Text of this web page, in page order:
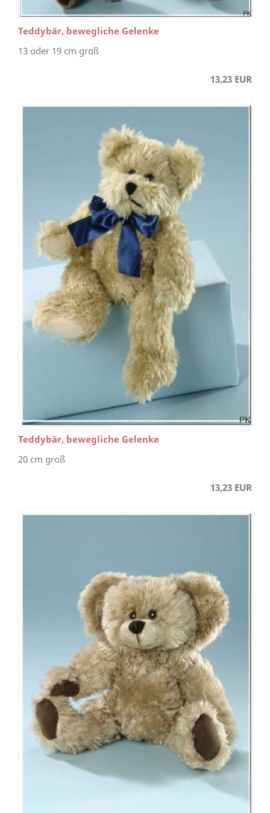
Teddybär, bewegliche Gelenke
13 oder 19 cm groß
13,23 EUR
Teddybär, bewegliche Gelenke
20 cm groß
13,23 EUR